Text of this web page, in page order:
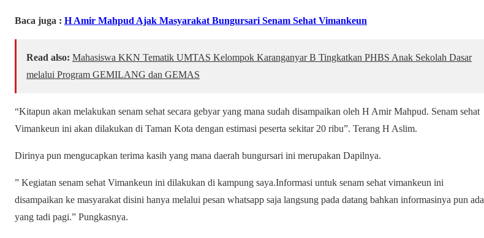
Baca juga : H Amir Mahpud Ajak Masyarakat Bungursari Senam Sehat Vimankeun
Read also: Mahasiswa KKN Tematik UMTAS Kelompok Karanganyar B Tingkatkan PHBS Anak Sekolah Dasar
melalui Program GEMILANG dan GEMAS
“Kitapun akan melakukan senam sehat secara gebyar yang mana sudah disampaikan oleh H Amir Mahpud. Senam sehat
Vimankeun ini akan dilakukan di Taman Kota dengan estimasi peserta sekitar 20 ribu”. Terang H Aslim.
Dirinya pun mengucapkan terima kasih yang mana daerah bungursari ini merupakan Dapilnya.
” Kegiatan senam sehat Vimankeun ini dilakukan di kampung saya.Informasi untuk senam sehat vimankeun ini
disampaikan ke masyarakat disini hanya melalui pesan whatsapp saja langsung pada datang bahkan informasinya pun ada
yang tadi pagi.” Pungkasnya.